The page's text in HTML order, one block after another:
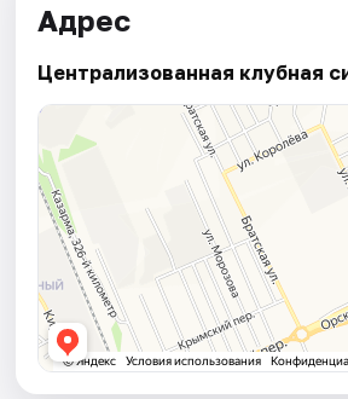
Адрес
Централизованная клубная